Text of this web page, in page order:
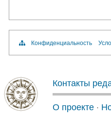
Конфиденциальность
Контакты
О проекте ·